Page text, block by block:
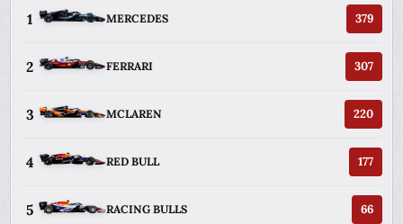
1 MERCEDES 379
2 FERRARI 307
3 MCLAREN 220
4 RED BULL 177
5 RACING BULLS 66